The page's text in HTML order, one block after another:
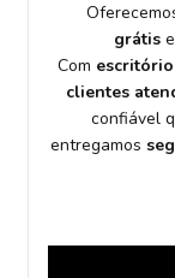
grátis e
Com
clientes
confiável
entregamos